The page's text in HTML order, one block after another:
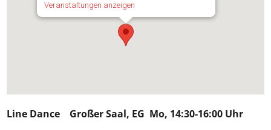
Veranstaltungen anzeigen
Line Dance
Großer Saal, EG Mo, 14:30-16:00 Uhr